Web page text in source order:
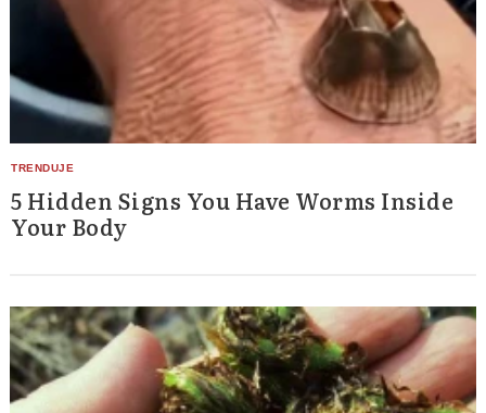
5 Hidden Signs You Have Worms Inside
Your Body